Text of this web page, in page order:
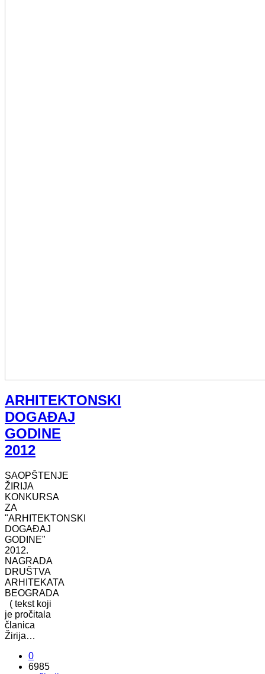
ARHITEKTONSKI
DOGAĐAJ
GODINE
2012
SAOPŠTENJE
ŽIRIJA
KONKURSA
ZA
"ARHITEKTONSKI
DOGAĐAJ
GODINE"
2012.
NAGRADA
DRUŠTVA
ARHITEKATA
BEOGRADA
( tekst koji
je pročitala
članica
Žirija…
0
6985